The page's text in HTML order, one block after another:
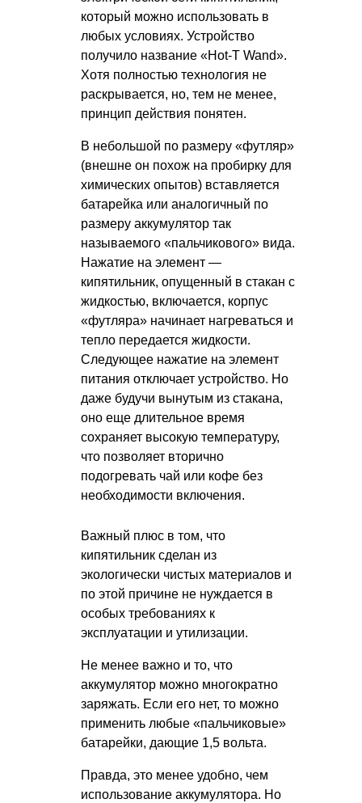
который можно использовать в
любых условиях. Устройство
получило название «Hot-T Wand».
Хотя полностью технология не
раскрывается, но, тем не менее,
принцип действия понятен.
В небольшой по размеру «футляр»
(внешне он похож на пробирку для
химических опытов) вставляется
батарейка или аналогичный по
размеру аккумулятор так
называемого «пальчикового» вида.
Нажатие на элемент —
кипятильник, опущенный в стакан с
жидкостью, включается, корпус
«футляра» начинает нагреваться и
тепло передается жидкости.
Следующее нажатие на элемент
питания отключает устройство. Но
даже будучи вынутым из стакана,
оно еще длительное время
сохраняет высокую температуру,
что позволяет вторично
подогревать чай или кофе без
необходимости включения.
Важный плюс в том, что
кипятильник сделан из
экологически чистых материалов и
по этой причине не нуждается в
особых требованиях к
эксплуатации и утилизации.
Не менее важно и то, что
аккумулятор можно многократно
заряжать. Если его нет, то можно
применить любые «пальчиковые»
батарейки, дающие 1,5 вольта.
Правда, это менее удобно, чем
использование аккумулятора. Но